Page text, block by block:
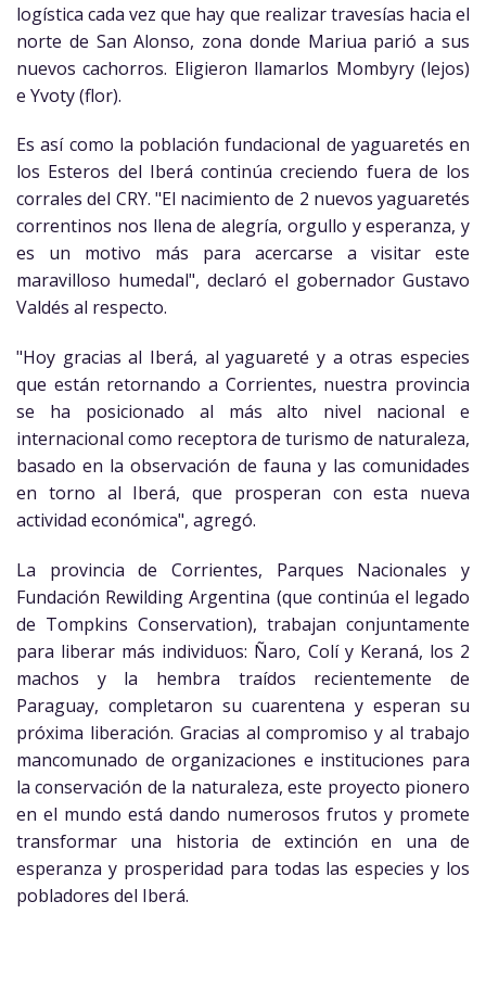
logística cada vez que hay que realizar travesías hacia el
norte de San Alonso, zona donde Mariua parió a sus
nuevos cachorros. Eligieron llamarlos Mombyry (lejos)
e Yvoty (flor).
Es así como la población fundacional de yaguaretés en
los Esteros del Iberá continúa creciendo fuera de los
corrales del CRY. "El nacimiento de 2 nuevos yaguaretés
correntinos nos llena de alegría, orgullo y esperanza, y
es un motivo más para acercarse a visitar este
maravilloso humedal", declaró el gobernador Gustavo
Valdés al respecto.
"Hoy gracias al Iberá, al yaguareté y a otras especies
que están retornando a Corrientes, nuestra provincia
se ha posicionado al más alto nivel nacional e
internacional como receptora de turismo de naturaleza,
basado en la observación de fauna y las comunidades
en torno al Iberá, que prosperan con esta nueva
actividad económica", agregó.
La provincia de Corrientes, Parques Nacionales y
Fundación Rewilding Argentina (que continúa el legado
de Tompkins Conservation), trabajan conjuntamente
para liberar más individuos: Ñaro, Colí y Keraná, los 2
machos y la hembra traídos recientemente de
Paraguay, completaron su cuarentena y esperan su
próxima liberación. Gracias al compromiso y al trabajo
mancomunado de organizaciones e instituciones para
la conservación de la naturaleza, este proyecto pionero
en el mundo está dando numerosos frutos y promete
transformar una historia de extinción en una de
esperanza y prosperidad para todas las especies y los
pobladores del Iberá.